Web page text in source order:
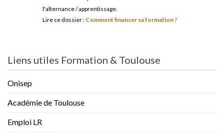
l'alternance / apprentissage.
Lire ce dossier : Comment financer sa formation ?
Liens utiles Formation & Toulouse
Onisep
Académie de Toulouse
Emploi LR